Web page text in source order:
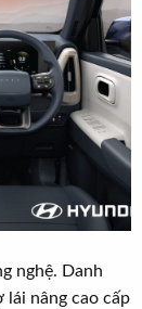
nghệ. Danh
lái nâng cao cấp